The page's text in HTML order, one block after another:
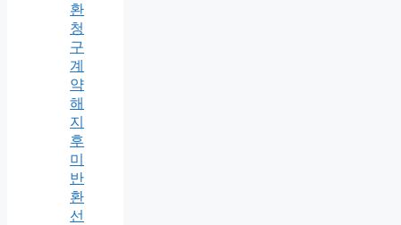
환
청
구
계
약
해
지
후
미
반
환
선